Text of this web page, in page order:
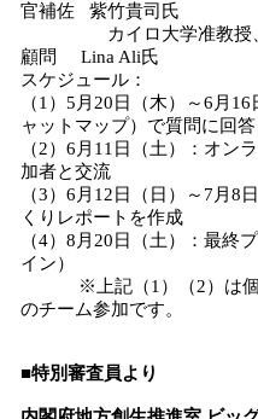
官補佐 紫竹貴司氏
カイロ大学准教授、在
顧問 Lina Ali氏
スケジュール：
（1）5月20日（木）～6月
ャットマップ）で質問に回
（2）6月11日（土）：オン
加者と交流
（3）6月12日（日）～7月8
くりレポートを作成
（4）8月20日（土）：最終
イン）
※上記（1）（2）は個人
のチーム参加です。
■特別審査員より